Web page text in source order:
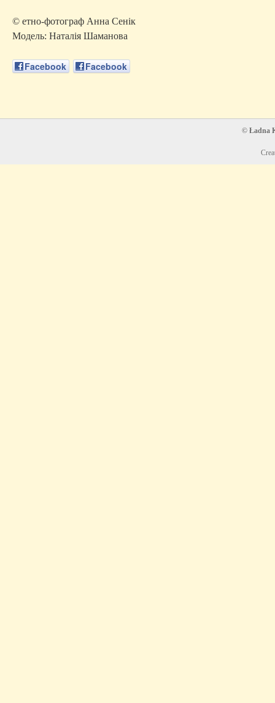
© етно-фотограф Анна Сенік
Модель: Наталія Шаманова
Facebook Facebook
© Ładna